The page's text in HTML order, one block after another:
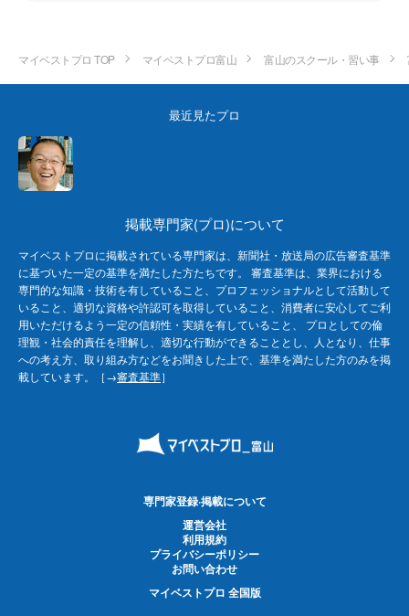
マイベストプロ TOP マイベストプロ富山 富山のスクール・習い事
最近見たプロ
掲載専門家(プロ)について
マイベストプロに掲載されている専門家は、新聞社・放送局の広告審査基準
に基づいた一定の基準を満たした方たちです。 審査基準は、業界における
専門的な知識・技術を有していること、プロフェッショナルとして活動して
いること、適切な資格や許認可を取得していること、消費者に安心してご利
用いただけるよう一定の信頼性・実績を有していること、 プロとしての倫
理観・社会的責任を理解し、適切な行動ができることとし、人となり、仕事
への考え方、取り組み方などをお聞きした上で、基準を満たした方のみを掲
載しています。［→審査基準］
専門家登録·掲載について
運営会社
利用規約
プライバシーポリシー
お問い合わせ
マイベストプロ 全国版